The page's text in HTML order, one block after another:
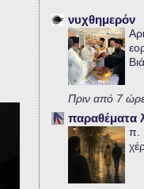
νυχθημερόν
Πριν από 7
παραθέματα
π.